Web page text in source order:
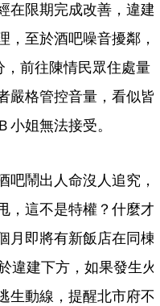
在限期完成改善，違建
，至於酒吧噪音擾鄰，
前往陳情民眾住處量
嚴格管控音量，看似皆
姐無法接受。
吧鬧出人命沒人追究，
，這不是特權？什麼才
月即將有新飯店在同棟
違建下方，如果發生火
生動線，提醒北市府不